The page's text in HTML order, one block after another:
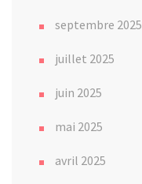
septembre 2025
juillet 2025
juin 2025
mai 2025
avril 2025